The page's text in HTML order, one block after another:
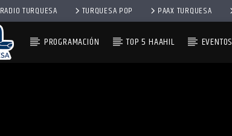
RADIO TURQUESA TURQUESA POP PAAX TURQUESA
PROGRAMACIÓN TOP 5 HAAHIL EVENTOS